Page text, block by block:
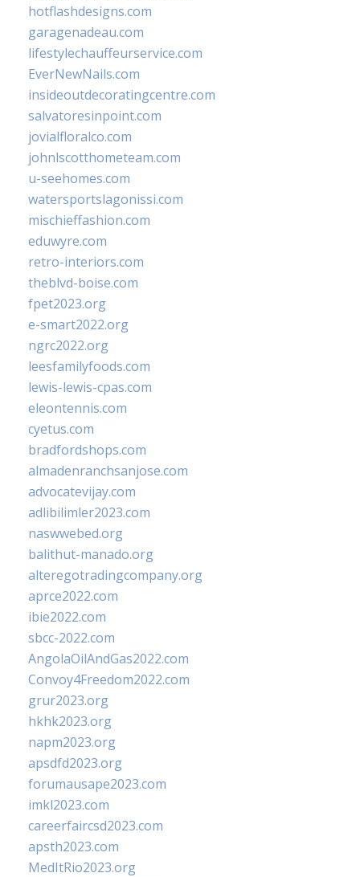
hotflashdesigns.com
garagenadeau.com
lifestylechauffeurservice.com
EverNewNails.com
insideoutdecoratingcentre.com
salvatoresinpoint.com
jovialfloralco.com
johnlscotthometeam.com
u-seehomes.com
watersportslagonissi.com
mischieffashion.com
eduwyre.com
retro-interiors.com
theblvd-boise.com
fpet2023.org
e-smart2022.org
ngrc2022.org
leesfamilyfoods.com
lewis-lewis-cpas.com
eleontennis.com
cyetus.com
bradfordshops.com
almadenranchsanjose.com
advocatevijay.com
adlibilimler2023.com
naswwebed.org
balithut-manado.org
alteregotradingcompany.org
aprce2022.com
ibie2022.com
sbcc-2022.com
AngolaOilAndGas2022.com
Convoy4Freedom2022.com
grur2023.org
hkhk2023.org
napm2023.org
apsdfd2023.org
forumausape2023.com
imkl2023.com
careerfaircsd2023.com
apsth2023.com
MedItRio2023.org